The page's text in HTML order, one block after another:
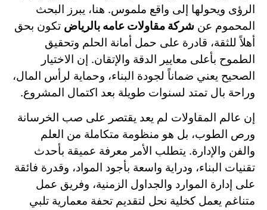
الرؤى ويحولها إلى واقع ملموس. هنا، يبرز البحث
المحموم عن شركة مقاولات عامه بالرياض تكون بحق
أهلاً للثقة، قادرة على حمل أمانة الحلم وتحقيق
الطموح بأعلى معايير الدقة والإتقان. إن الاختيار
الصحيح يعني ضماناً لجودة البناء، وحماية لرأس المال،
وراحة بال تمتد لسنوات طويلة بعد اكتمال المشروع.
إن عالم المقاولات لم يعد يقتصر على صب الخرسانة
ورص الطوب، بل هو منظومة متكاملة من العلم
والفن والإدارة. يتطلب الأمر معرفة عميقة بأحدث
تقنيات البناء، ودراية واسعة بأجود المواد، وقدرة فائقة
على إدارة الموارد والجداول الزمنية، وفريق عمل
متناغم يعمل كخلية نحل لتقديم تحفة معمارية تلبي